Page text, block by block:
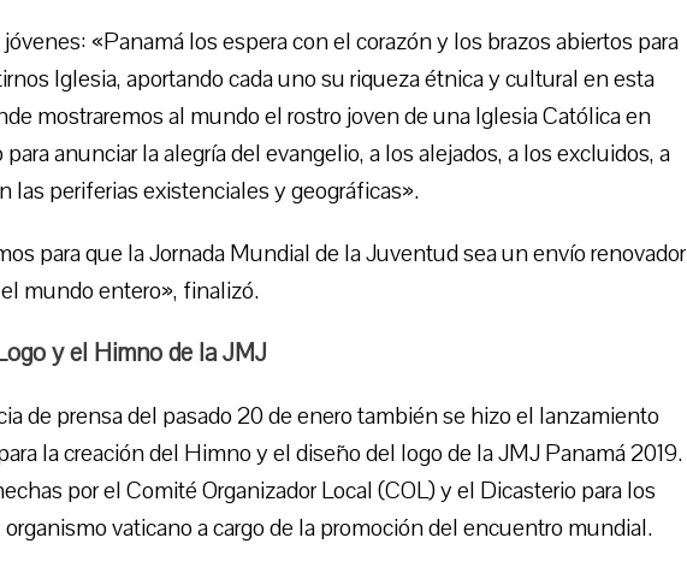
«Panamá los espera con el corazón y los brazos abiertos para
Iglesia, aportando cada uno su riqueza étnica y cultural en esta
mostraremos al mundo el rostro joven de una Iglesia Católica en
anunciar la alegría del evangelio, a los alejados, a los excluidos, a
las periferias existenciales y geográficas».
para que la Jornada Mundial de la Juventud sea un envío renovador
mundo entero», finalizó.
y el Himno de la JMJ
de prensa del pasado 20 de enero también se hizo el lanzamiento
la creación del Himno y el diseño del logo de la JMJ Panamá 2019.
por el Comité Organizador Local (COL) y el Dicasterio para los
organismo vaticano a cargo de la promoción del encuentro mundial.